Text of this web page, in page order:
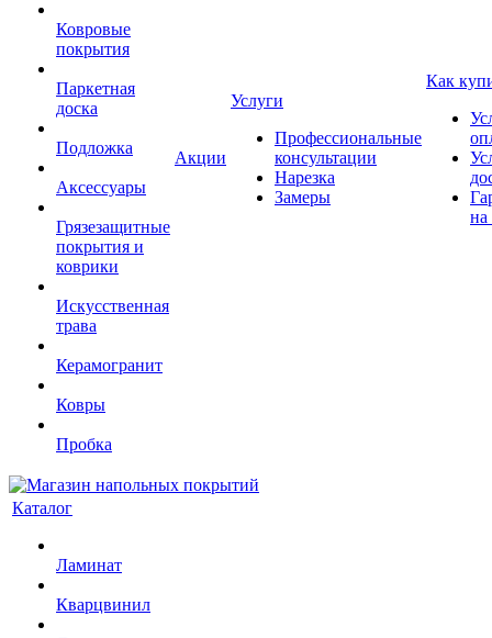
Ковровые
покрытия
Паркетная
доска
Подложка
Аксессуары
Грязезащитные
покрытия и
коврики
Искусственная
трава
Керамогранит
Ковры
Пробка
Акции
Услуги
Профессиональные
консультации
Нарезка
Замеры
Как
на
Каталог
Ламинат
Кварцвинил